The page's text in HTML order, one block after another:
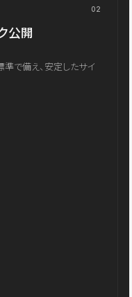
02
公開
で備え、安定したサイ